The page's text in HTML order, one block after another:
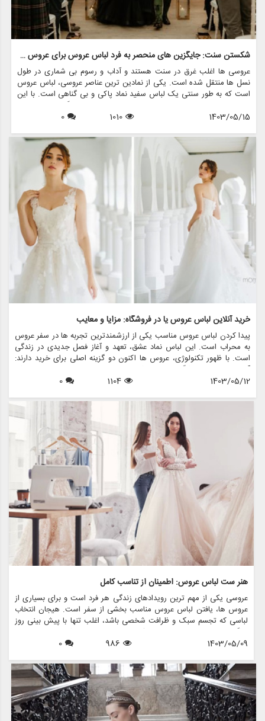
شکستن سنت: جایگزین های منحصر به فرد لباس عروس برای عروس جسور
عروسی ها اغلب غرق در سنت هستند و آداب و رسوم بی شماری در طول
نسل ها منتقل شده است. یکی از نمادین ترین عناصر عروسی، لباس عروس
است که به طور سنتی یک لباس سفید نماد پاکی و بی گناهی است. با این
حال، در سال های اخیر، بسیاری از عروس ها تصمیم گرفته اند از این
قراردادها فاصله بگیرند و جایگزین های منحصربه فردی برای لباس عروس
یک عروس جسور هستید که به دنبال بیانیه ای در روز خاص خود هستید،
این مقاله به بررسی برخی از جایگزین های هیجان انگیز برای لباس عروس
کلاسیک می پردازد و اینکه مزون چرخچی چگونه می تواند به شما در پیدا
کردن یا ایجاد ظاهری عالی کمک کند.
1403/05/15
1010
0
خرید آنلاین لباس عروس یا در فروشگاه: مزایا و معایب
پیدا کردن لباس عروس مناسب یکی از ارزشمندترین تجربه ها در سفر عروس
به محراب است. این لباس نماد عشق، تعهد و آغاز فصل جدیدی در زندگی
است. با ظهور تکنولوژی، عروس ها اکنون دو گزینه اصلی برای خرید دارند:
آنلاین یا درون فروشگاهی. هر روشی مزایا و معایب خاص خود را دارد، که
باعث می شود عروس ها به دقت انتخاب های خود را بسنجید. در این مقاله،
و چگونگی مزون چرخچی - فروشگاه همه کاره ای که اجاره لباس عروس،
فروش، خدمات طراحی و دوخت، لوازم جانبی عروس و تمام اقلام مرتبط با
عروس — می تواند تجربه شما را بدون توجه به ترجیح خرید شما افزایش
دهد.
1403/05/12
1104
0
هنر ست لباس عروس: اطمینان از تناسب کامل
عروسی یکی از مهم ترین رویدادهای زندگی هر فرد است و برای بسیاری از
عروس ها، یافتن لباس عروس مناسب بخشی از سفر است. هیجان انتخاب
لباسی که تجسم سبک و ظرافت شخصی باشد، اغلب تنها با پیش بینی روز
بزرگ مطابقت دارد. با این حال، یکی از جنبه های حیاتی که می تواند تجربه
عروسی را ایجاد کند یا از بین ببرد، فرآیند تناسب است. هنر یراق آلات لباس
و اعتماد به نفس عروس را در روز خاص خود افزایش می دهد.
1403/05/09
986
0